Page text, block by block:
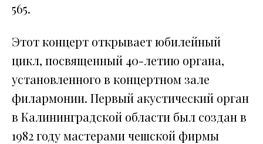
565.
Этот концерт открывает юбилейный
цикл, посвященный 40-летию органа,
установленного в концертном зале
филармонии. Первый акустический орган
в Калининградской области был создан в
1982 году мастерами чешской фирмы